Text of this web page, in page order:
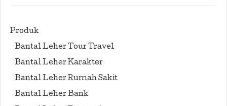
Produk
Bantal Leher Tour Travel
Bantal Leher Karakter
Bantal Leher Rumah Sakit
Bantal Leher Bank